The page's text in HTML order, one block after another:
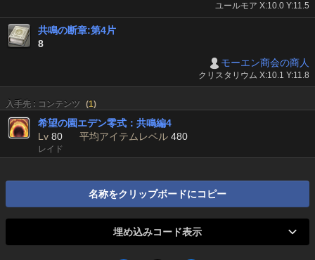
ユールモア X:10.0 Y:11.5
共鳴の断章:第4片
8
モーエン商会の商人
クリスタリウム X:10.1 Y:11.8
入手先 : コンテンツ (1)
希望の園エデン零式：共鳴編4
Lv 80 平均アイテムレベル 480
レイド
名称をクリップボードにコピー
埋め込みコード表示